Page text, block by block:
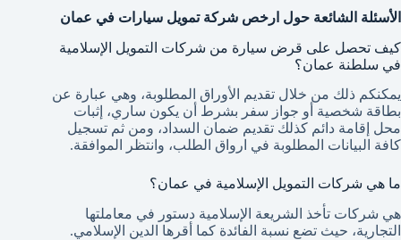
الأسئلة الشائعة حول ارخص شركة تمويل سيارات في عمان
كيف تحصل على قرض سيارة من شركات التمويل الإسلامية
في سلطنة عمان؟
يمكنكم ذلك من خلال تقديم الأوراق المطلوبة، وهي عبارة عن
بطاقة شخصية أو جواز سفر بشرط أن يكون ساري، إثبات
محل إقامة دائم كذلك تقديم ضمان السداد، ومن ثم تسجيل
كافة البيانات المطلوبة في ارواق الطلب، وانتظر الموافقة.
ما هي شركات التمويل الإسلامية في عمان؟
هي شركات تأخذ الشريعة الإسلامية دستور في معاملتها
التجارية، حيث تضع نسبة الفائدة كما أقرها الدين الإسلامي.